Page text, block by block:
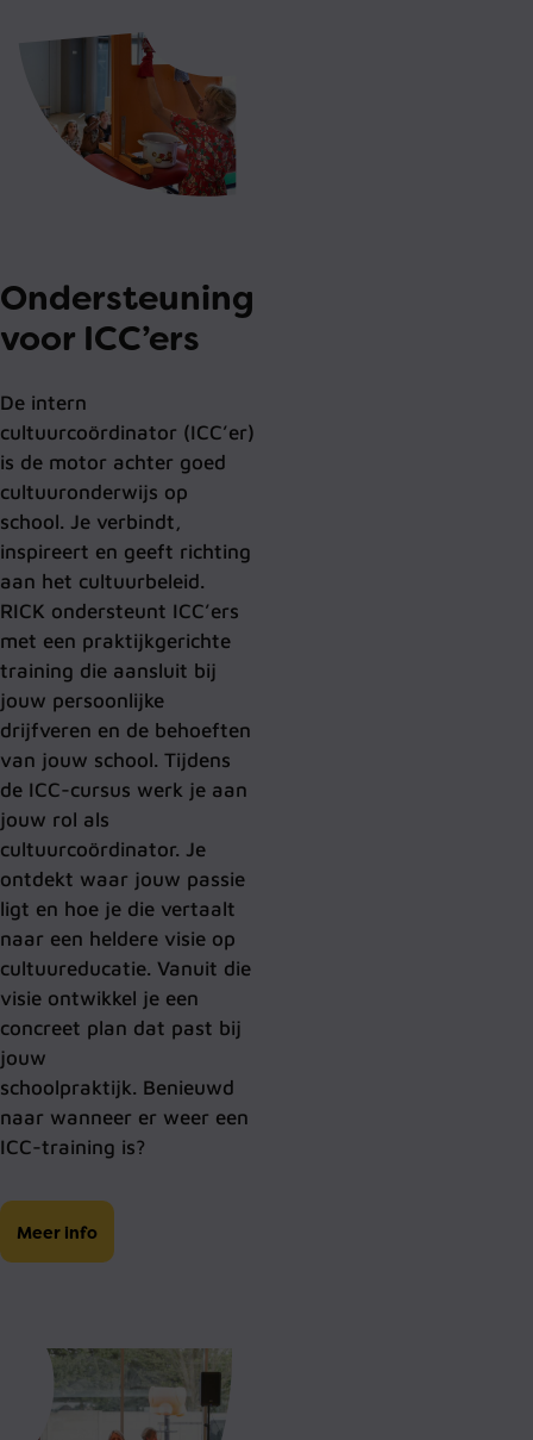
Ondersteuning
voor ICC’ers
De intern
cultuurcoördinator (ICC’er)
is de motor achter goed
cultuuronderwijs op
school. Je verbindt,
inspireert en geeft richting
aan het cultuurbeleid.
RICK ondersteunt ICC’ers
met een praktijkgerichte
training die aansluit bij
jouw persoonlijke
drijfveren en de behoeften
van jouw school. Tijdens
de ICC-cursus werk je aan
jouw rol als
cultuurcoördinator. Je
ontdekt waar jouw passie
ligt en hoe je die vertaalt
naar een heldere visie op
cultuureducatie. Vanuit die
visie ontwikkel je een
concreet plan dat past bij
jouw
schoolpraktijk. Benieuwd
naar wanneer er weer een
ICC-training is?
Meer info